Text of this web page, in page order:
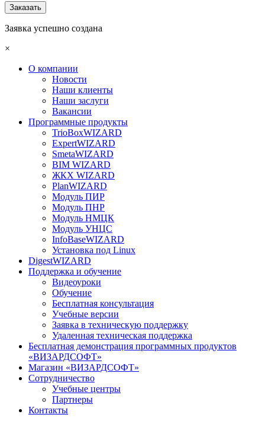
Заказать
Заявка успешно создана
×
О компании
Новости
Наши клиенты
Наши заслуги
Вакансии
Программные продукты
TrioBoxWIZARD
ExpertWIZARD
SmetaWIZARD
BIM WIZARD
ЖКХ WIZARD
PlanWIZARD
Модуль ПИР
Модуль ПНР
Модуль НМЦК
Модуль УНЦС
InfoBaseWIZARD
Установка под Linux
DigestWIZARD
Поддержка и обучение
Видеоуроки
Обучение
Бесплатная консультация
Учебные версии
Заявка в техническую поддержку
Удаленная техническая поддержка
Бесплатная демонстрация программных продуктов
«ВИЗАРДСОФТ»
Магазин «ВИЗАРДСОФТ»
Сотрудничество
Учебные центры
Партнеры
Контакты